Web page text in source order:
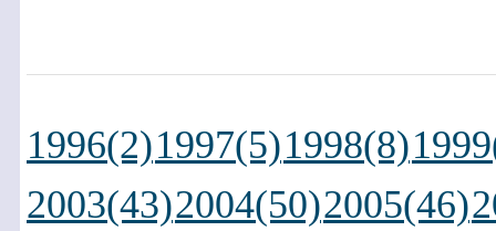
1996(2)1997(5)1998(8)
2003(43)2004(50)2005(46)